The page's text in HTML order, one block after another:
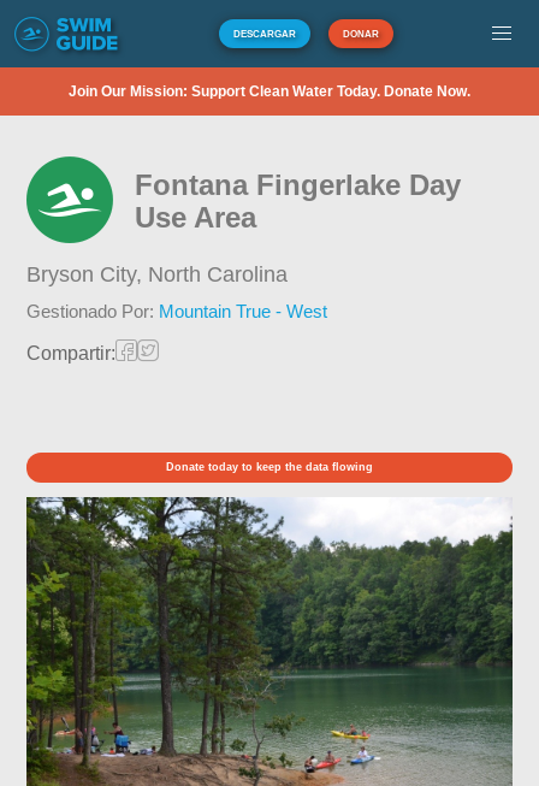
DESCARGAR DONAR
Join Our Mission: Support Clean Water Today. Donate Now.
Fontana Fingerlake Day
Use Area
Bryson City, North Carolina
Gestionado Por: Mountain True - West
Compartir:
Donate today to keep the data flowing